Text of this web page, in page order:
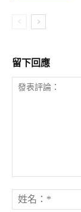
留下回應